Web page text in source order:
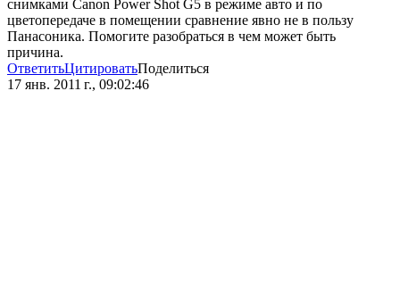
снимками Canon Power Shot G5 в режиме авто и по
цветопередаче в помещении сравнение явно не в пользу
Панасоника. Помогите разобраться в чем может быть
причина.
ОтветитьЦитироватьПоделиться
17 янв. 2011 г., 09:02:46